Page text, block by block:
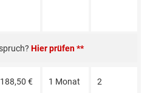
Hier prüfen **
188,50 € 1 Mo­nat 2